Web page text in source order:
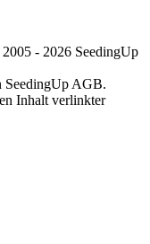
- 2026 SeedingUp
SeedingUp AGB.
Inhalt verlinkter